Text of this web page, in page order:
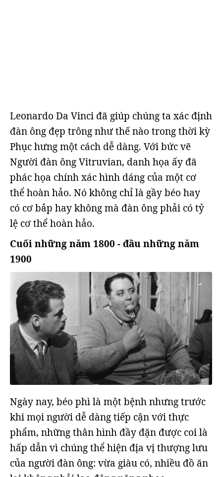
Leonardo Da Vinci đã giúp chúng ta xác định
đàn ông đẹp trông như thế nào trong thời kỳ
Phục hưng một cách dễ dàng. Với bức vẽ
Người đàn ông Vitruvian, danh họa ấy đã
phác họa chính xác hình dáng của một cơ
thể hoàn hảo. Nó không chỉ là gầy béo hay
có cơ bắp hay không mà đàn ông phải có tỷ
lệ cơ thể hoàn hảo.
Cuối những năm 1800 - đầu những năm
1900
Ngày nay, béo phì là một bệnh nhưng trước
khi mọi người dễ dàng tiếp cận với thực
phẩm, những thân hình đầy đặn được coi là
hấp dẫn vì chúng thể hiện địa vị thượng lưu
của người đàn ông: vừa giàu có, nhiều đồ ăn